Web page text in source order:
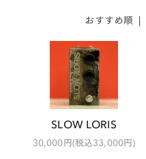
おすすめ順 |
SLOW LORIS
30,000円(税込33,000円)